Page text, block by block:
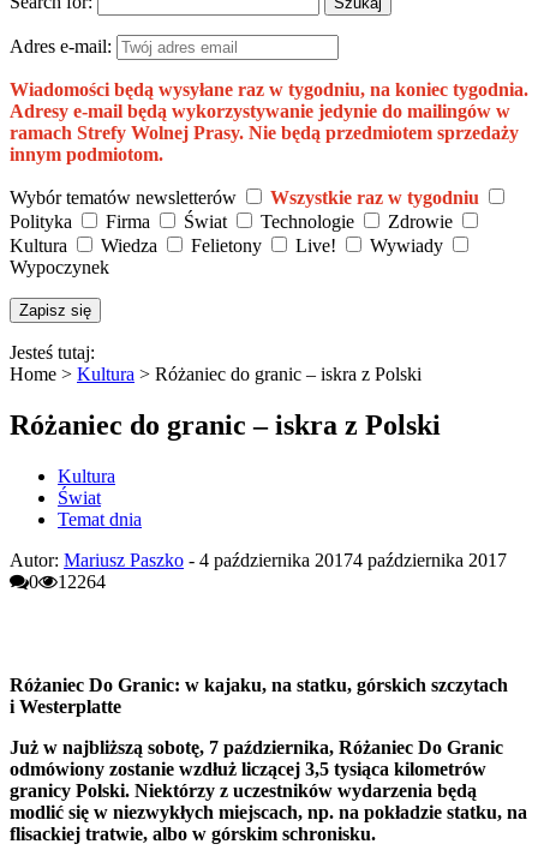
Adres e-mail:
Wiadomości będą wysyłane raz w tygodniu, na koniec tygodnia.
Adresy e-mail będą wykorzystywanie jedynie do mailingów w
ramach Strefy Wolnej Prasy. Nie będą przedmiotem sprzedaży
innym podmiotom.
Wybór tematów newsletterów
Wszystkie raz w tygodniu
Polityka
Firma Świat Technologie
Zdrowie
Kultura
Wiedza Felietony Live!
Wywiady
Wypoczynek
Jesteś tutaj:
Home > Kultura > Różaniec do granic – iskra z Polski
Różaniec do granic – iskra z Polski
Kultura
Świat
Temat dnia
Autor: Mariusz Paszko - 4 października 20174 października 2017
0
12264
Różaniec Do Granic: w kajaku, na statku, górskich szczytach
i Westerplatte
Już w najbliższą sobotę, 7 października, Różaniec Do Granic
odmówiony zostanie wzdłuż liczącej 3,5 tysiąca kilometrów
granicy Polski. Niektórzy z uczestników wydarzenia będą
modlić się w niezwykłych miejscach, np. na pokładzie statku, na
flisackiej tratwie, albo w górskim schronisku.